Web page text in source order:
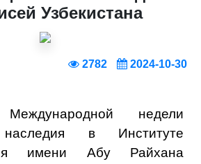
Узбекистана
2782 2024-10-30
недели
наследия в Институте
имени Абу Райхана